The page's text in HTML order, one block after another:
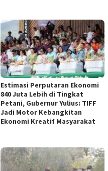
Estimasi Perputaran Ekonomi
840 Juta Lebih di Tingkat
Petani, Gubernur Yulius: TIFF
Jadi Motor Kebangkitan
Ekonomi Kreatif Masyarakat